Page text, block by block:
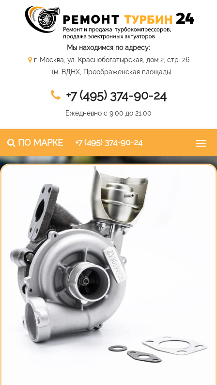
Мы находимся по адресу:
г. Москва, ул. Краснобогатырская, дом 2, стр. 26
(м. ВДНХ, Преображенская площадь)
+7 (495) 374-90-24
Ежедневно с 9:00 до 21:00
ПО МАРКЕ +7 (495) 374-90-24